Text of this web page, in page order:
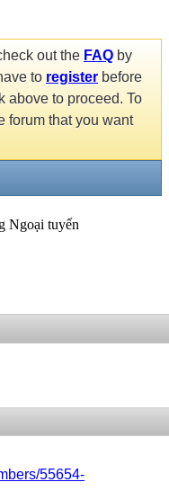
out the FAQ by
to register before
above to proceed. To
forum that you want
55654-